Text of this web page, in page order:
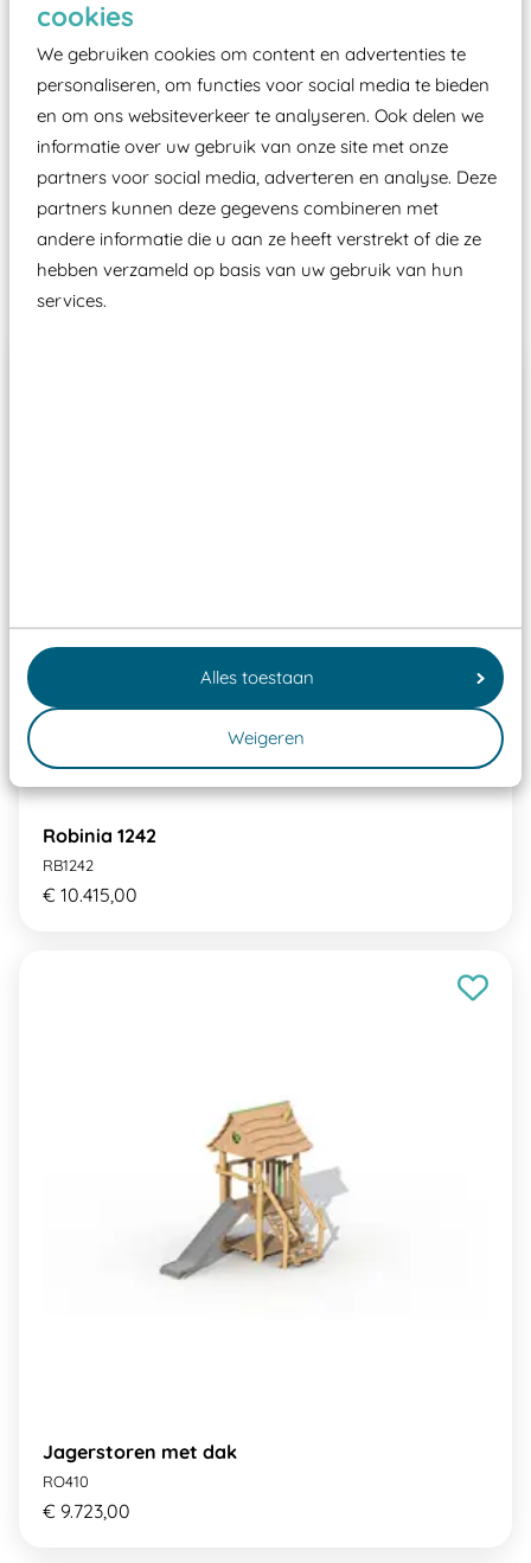
cookies
We gebruiken cookies om content en advertenties te
personaliseren, om functies voor social media te bieden
en om ons websiteverkeer te analyseren. Ook delen we
informatie over uw gebruik van onze site met onze
partners voor social media, adverteren en analyse. Deze
partners kunnen deze gegevens combineren met
andere informatie die u aan ze heeft verstrekt of die ze
hebben verzameld op basis van uw gebruik van hun
services.
Alles toestaan
Weigeren
moet zijn van een typekeuring, -plaatje en
certificering, uitgegeven door een Nederlands
aangewezen keuringsinstantie?
Wij ook speeltoestellen kunnen laten keuren zodat
ze toch binnen het Warenwetbesluit Attractie- en
Speeltoestellen vallen?
Past er goed bij
Robinia 1242
RB1242
€ 10.415,00
Jagerstoren met dak
RO410
€ 9.723,00